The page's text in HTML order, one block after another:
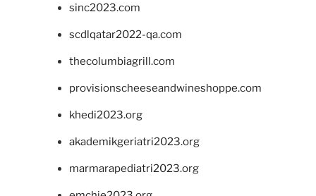
sinc2023.com
scdlqatar2022-qa.com
thecolumbiagrill.com
provisionscheeseandwineshoppe.com
khedi2023.org
akademikgeriatri2023.org
marmarapediatri2023.org